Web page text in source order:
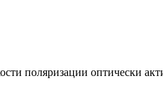
поляризации оптически